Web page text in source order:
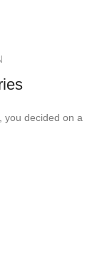
you decided on a